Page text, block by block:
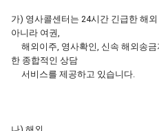
가) 영사콜센터는 24시간 긴급한 해
아니라 여권,
해외이주, 영사확인, 신속 해외송금
한 종합적인 상담
서비스를 제공하고 있습니다.